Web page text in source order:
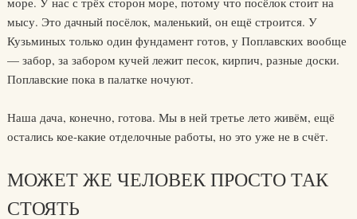
мысу. Это дачный посёлок, маленький, он ещё строится. У
Кузьминых только один фундамент готов, у Поплавских вообще
— забор, за забором кучей лежит песок, кирпич, разные доски.
Поплавские пока в палатке ночуют.
Наша дача, конечно, готова. Мы в ней третье лето живём, ещё
остались кое-какие отделочные работы, но это уже не в счёт.
МОЖЕТ ЖЕ ЧЕЛОВЕК ПРОСТО ТАК
СТОЯТЬ